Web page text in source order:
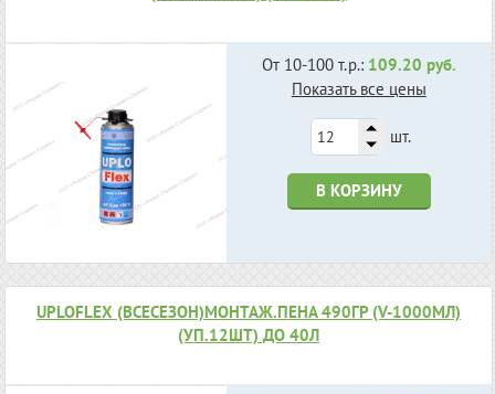
От 10-100 т.р.: 109.20 руб.
Показать все цены
шт.
В КОРЗИНУ
UPLOFLEX (ВСЕСЕЗОН)МОНТАЖ.ПЕНА 490ГР (V-1000МЛ)
(УП.12ШТ) ДО 40Л